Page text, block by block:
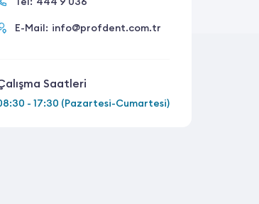
E-Mail: info@profdent.com.tr
Saatleri
- 17:30 (Pazartesi-Cumartesi)